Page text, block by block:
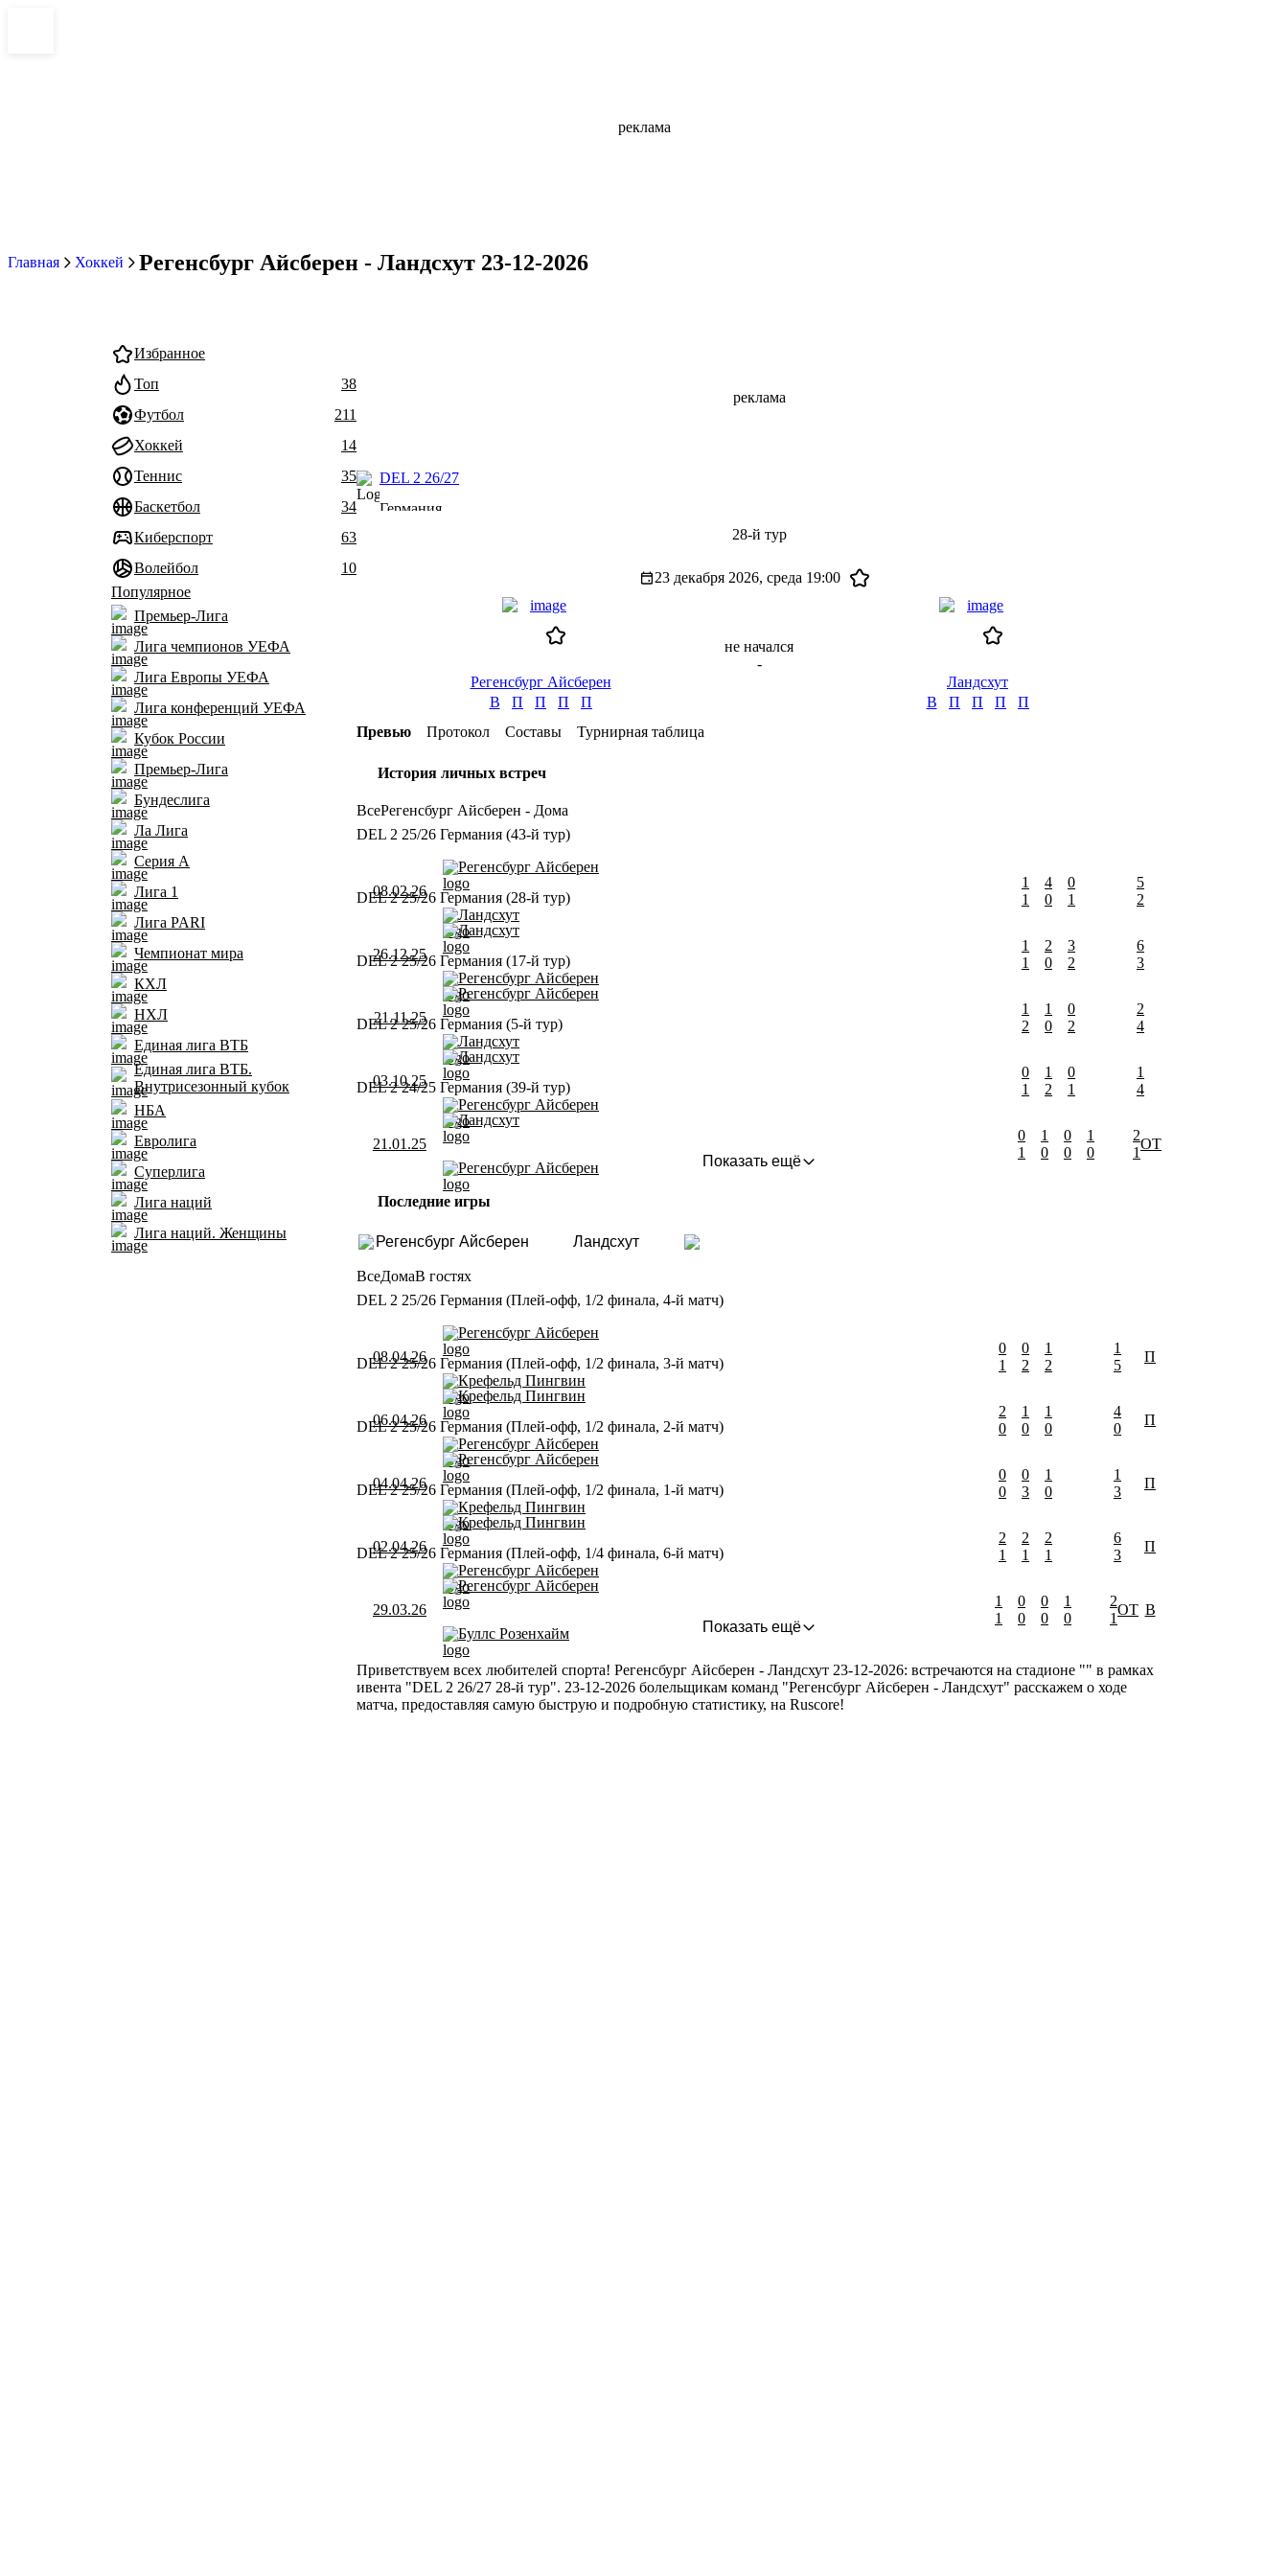
реклама
Главная Хоккей Регенсбург Айсберен - Ландсхут 23-12-2026
Избранное
Топ
38
Футбол
211
Хоккей
14
Теннис
35
Баскетбол
34
Киберспорт
63
Волейбол
10
Популярное
Премьер-Лига
Лига чемпионов УЕФА
Лига Европы УЕФА
Лига конференций УЕФА
Кубок России
Премьер-Лига
Бундеслига
Ла Лига
Серия А
Лига 1
Лига PARI
Чемпионат мира
КХЛ
НХЛ
Единая лига ВТБ
Единая лига ВТБ.
Внутрисезонный кубок
НБА
Евролига
Суперлига
Лига наций
Лига наций. Женщины
реклама
DEL 2 26/27
Германия
28-й тур
23 декабря 2026, среда 19:00
Регенсбург Айсберен
В
П П П П
не начался
-
Ландсхут
В
П П П
П
Превью
Протокол Составы Турнирная таблица
История личных встреч
ВсеРегенсбург Айсберен - Дома
DEL 2 25/26 Германия (43-й тур)
08.02.26
Регенсбург Айсберен
Ландсхут
1
1
4
0
0
1
5
2
DEL 2 25/26 Германия (28-й тур)
26.12.25
Ландсхут
Регенсбург Айсберен
1
1
2
0
3
2
6
3
DEL 2 25/26 Германия (17-й тур)
21.11.25
Регенсбург Айсберен
Ландсхут
1
2
1
0
0
2
2
4
DEL 2 25/26 Германия (5-й тур)
03.10.25
Ландсхут
Регенсбург Айсберен
0
1
1
2
0
1
1
4
DEL 2 24/25 Германия (39-й тур)
21.01.25
Ландсхут
Регенсбург Айсберен
0
1
1
0
0
0
1
0
2
1
ОТ
Показать ещё
Последние игры
Регенсбург Айсберен Ландсхут
ВсеДомаВ гостях
DEL 2 25/26 Германия (Плей-офф, 1/2 финала, 4-й матч)
08.04.26
Регенсбург Айсберен
Крефельд Пингвин
0
1
0
2
1
2
1
5
П
DEL 2 25/26 Германия (Плей-офф, 1/2 финала, 3-й матч)
06.04.26
Крефельд Пингвин
Регенсбург Айсберен
2
0
1
0
1
0
4
0
П
DEL 2 25/26 Германия (Плей-офф, 1/2 финала, 2-й матч)
04.04.26
Регенсбург Айсберен
Крефельд Пингвин
0
0
0
3
1
0
1
3
П
DEL 2 25/26 Германия (Плей-офф, 1/2 финала, 1-й матч)
02.04.26
Крефельд Пингвин
Регенсбург Айсберен
2
1
2
1
2
1
6
3
П
DEL 2 25/26 Германия (Плей-офф, 1/4 финала, 6-й матч)
29.03.26
Регенсбург Айсберен
Буллс Розенхайм
1
1
0
0
0
0
1
0
2
1
ОТ В
Показать ещё
Приветствуем всех любителей спорта! Регенсбург Айсберен - Ландсхут 23-12-2026: встречаются на стадионе "" в рамках
ивента "DEL 2 26/27 28-й тур". 23-12-2026 болельщикам команд "Регенсбург Айсберен - Ландсхут" расскажем о ходе
матча, предоставляя самую быструю и подробную статистику, на Ruscore!